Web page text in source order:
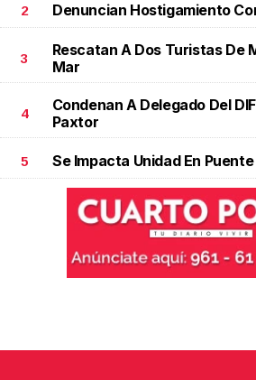
2 Denuncian Hostigamiento
3
Rescatan A Dos Turistas De
Mar
4
Condenan A Delegado Del
Paxtor
5 Se Impacta Unidad En